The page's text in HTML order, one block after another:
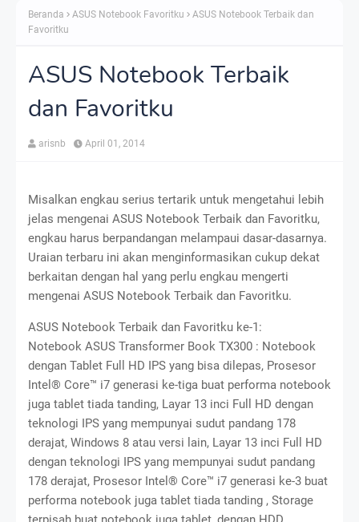
Beranda ASUS Notebook Favoritku
ASUS Notebook Terbaik dan
Favoritku
ASUS Notebook Terbaik
dan Favoritku
arisnb April 01, 2014
Misalkan engkau serius tertarik untuk mengetahui lebih
jelas mengenai ASUS Notebook Terbaik dan Favoritku,
engkau harus berpandangan melampaui dasar-dasarnya.
Uraian terbaru ini akan menginformasikan cukup dekat
berkaitan dengan hal yang perlu engkau mengerti
mengenai ASUS Notebook Terbaik dan Favoritku.
ASUS Notebook Terbaik dan Favoritku ke-1:
Notebook ASUS Transformer Book TX300 : Notebook
dengan Tablet Full HD IPS yang bisa dilepas, Prosesor
Intel® Core™ i7 generasi ke-tiga buat performa notebook
juga tablet tiada tanding, Layar 13 inci Full HD dengan
teknologi IPS yang mempunyai sudut pandang 178
derajat, Windows 8 atau versi lain, Layar 13 inci Full HD
dengan teknologi IPS yang mempunyai sudut pandang
178 derajat, Prosesor Intel® Core™ i7 generasi ke-3 buat
performa notebook juga tablet tiada tanding , Storage